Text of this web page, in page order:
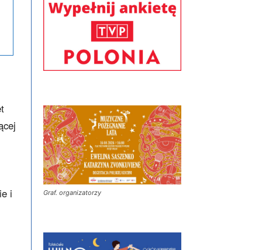
i
Graf. organizatorzy